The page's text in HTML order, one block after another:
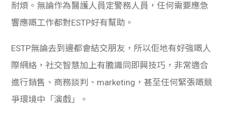
耐煩。無論作為醫護人員定警務人員，任何需要應急
響應嘅工作都對ESTP好有幫助。
ESTP無論去到邊都會結交朋友，所以佢地有好強嘅人
際網絡，社交智慧加上有膽識同即興技巧，非常適合
進行銷售、商務談判、marketing，甚至任何緊張嘅競
爭環境中「演戲」。